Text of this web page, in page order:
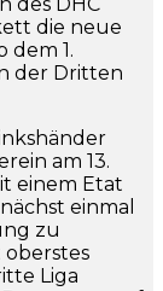
die neue
dem 1.
der Dritten
am 13.
einem Etat
einmal
zu
oberstes
Liga